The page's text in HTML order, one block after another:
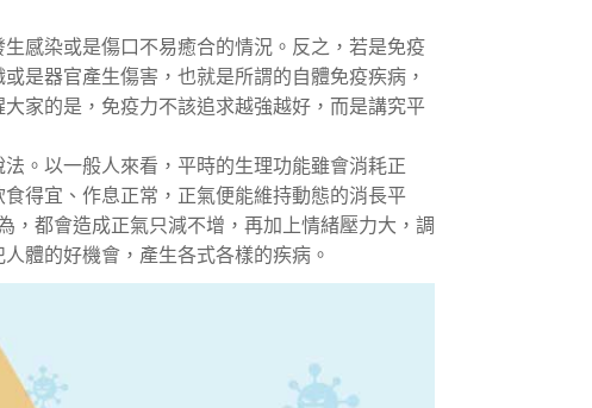
感染或是傷口不易癒合的情況。反之，若是免疫
是器官產生傷害，也就是所謂的自體免疫疾病，
家的是，免疫力不該追求越強越好，而是講究平
。以一般人來看，平時的生理功能雖會消耗正
得宜、作息正常，正氣便能維持動態的消長平
，都會造成正氣只減不增，再加上情緒壓力大，調
體的好機會，產生各式各樣的疾病。